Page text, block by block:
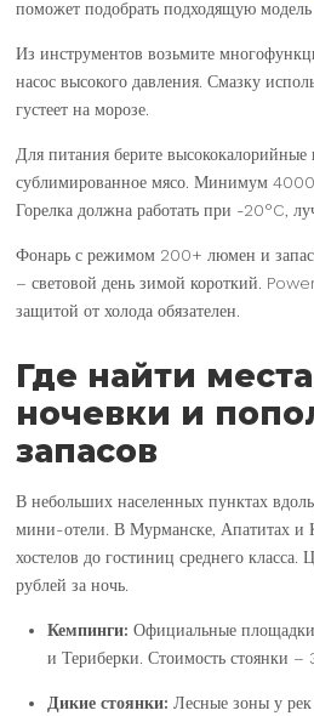
поможет подобрать подходящую
Из инструментов возьмите
насос высокого давления. Смазку
густеет на морозе.
Для питания берите высококалорийные
сублимированное мясо. Минимум 4000
Горелка должна работать при -20°C,
Фонарь с режимом 200+ люмен и
– световой день зимой короткий.
защитой от холода обязателен.
Где найти
ночевки и
запасов
В небольших населенных пунктах
мини-отели. В Мурманске, Апатитах и
хостелов до гостиниц среднего
рублей за ночь.
Кемпинги: Официальные
и Териберки. Стоимость стоянки
Дикие стоянки: Лесные зоны у рек